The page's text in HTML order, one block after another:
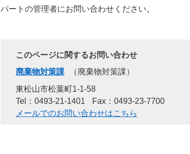
パートの管理者にお問い合わせください。
このページに関するお問い合わせ
廃棄物対策課
廃棄物対策課
東松山市松葉町1-1-58
Tel：0493-21-1401
Fax：0493-23-7700
メールでのお問い合わせはこちら